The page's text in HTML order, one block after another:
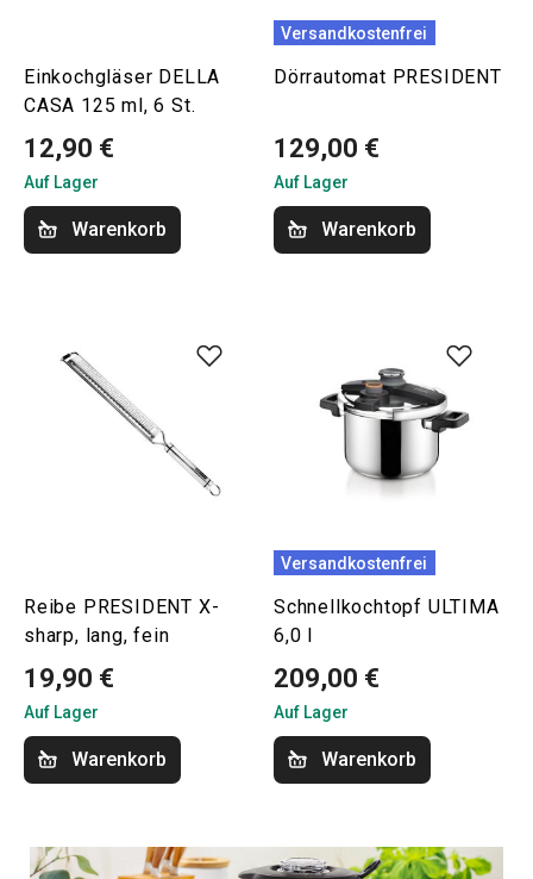
Einkochgläser DELLA
CASA 125 ml, 6 St.
12,90 €
Auf Lager
Warenkorb
Versandkostenfrei
Dörrautomat PRESIDENT
129,00 €
Auf Lager
Warenkorb
Reibe PRESIDENT X-
sharp, lang, fein
19,90 €
Auf Lager
Warenkorb
Versandkostenfrei
Schnellkochtopf ULTIMA
6,0 l
209,00 €
Auf Lager
Warenkorb